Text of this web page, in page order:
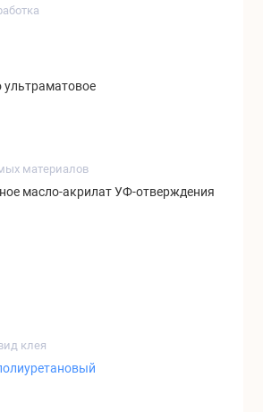
материалов
масло-акрилат УФ-отверждения
клея